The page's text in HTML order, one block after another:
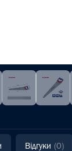
Відгуки (0)